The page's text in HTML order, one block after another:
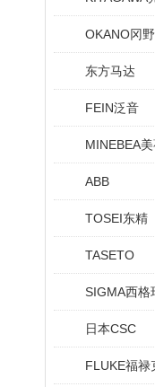
OKANO冈野
东方马达
FEIN泛音
MINEBEA
ABB
TOSEI东精
TASETO
SIGMA西格
日本CSC
FLUKE福禄